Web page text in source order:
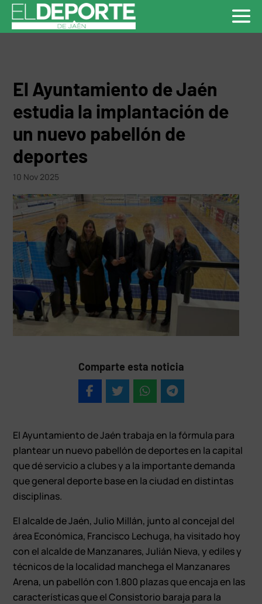
El Ayuntamiento de Jaén
estudia la implantación de
un nuevo pabellón de
deportes
10 Nov 2025
Comparte esta noticia
El Ayuntamiento de Jaén trabaja en la fórmula para
plantear un nuevo pabellón de deportes en la capital
que dé servicio a clubes y a la importante demanda
que general deporte base en la ciudad en distintas
disciplinas.
El alcalde de Jaén, Julio Millán, junto al concejal del
área Económica, Francisco Lechuga, ha visitado hoy
con el alcalde de Manzanares, Julián Nieva, y ediles y
técnicos de la localidad manchega el Manzanares
Arena, un pabellón con 1.800 plazas que encaja en las
características que el Consistorio baraja para la